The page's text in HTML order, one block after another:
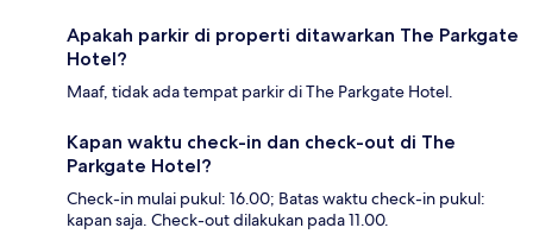
Apakah parkir di properti ditawarkan The Parkgate
Hotel?
Maaf, tidak ada tempat parkir di The Parkgate Hotel.
Kapan waktu check-in dan check-out di The
Parkgate Hotel?
Check-in mulai pukul: 16.00; Batas waktu check-in pukul:
kapan saja. Check-out dilakukan pada 11.00.